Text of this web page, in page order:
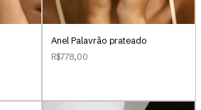
Anel Palavrão prateado
R$778,00